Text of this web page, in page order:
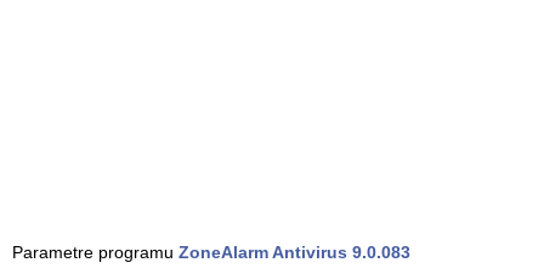
Parametre programu ZoneAlarm Antivirus 9.0.083